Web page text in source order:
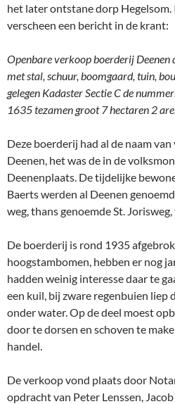
het later ontstane dorp
verscheen een bericht in de krant:
Openbare verkoop boerderij
met stal, schuur, boomgaard, tuin,
gelegen Kadaster Sectie C de
1635 tezamen groot 7 hectaren 2
Deze boerderij had al de naam
Deenen, het was de in de
Deenenplaats. De tijdelijke
Baerts werden al Deenen
weg, thans genoemde St.
De boerderij is rond 1935
hoogstambomen, hebben er nog
hadden weinig interesse daar te
een kuil, bij zware regenbuien liep
onder water. Op de deel moest
door te dorsen en schoven te
handel.
De verkoop vond plaats door
opdracht van Peter Lenssen,